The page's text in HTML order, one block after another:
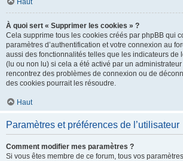
Haut
À quoi sert « Supprimer les cookies » ?
Cela supprime tous les cookies créés par phpBB qui
paramètres d’authentification et votre connexion au
aussi des fonctionnalités telles que les indicateurs de
(lu ou non lu) si cela a été activé par un
rencontrez des problèmes de connexion ou de
des cookies pourrait les résoudre.
Haut
Paramètres et préférences de l’utilisateur
Comment modifier mes paramètres ?
Si vous êtes membre de ce forum, tous vos